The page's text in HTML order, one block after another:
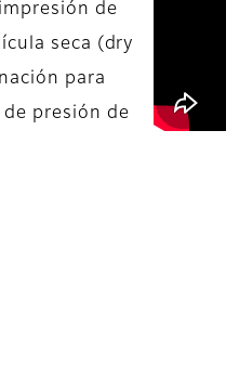
de
seca (dry
para
presión de